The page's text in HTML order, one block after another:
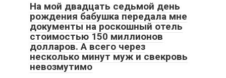
На мой двадцать седьмой день
рождения бабушка передала мне
документы на роскошный отель
стоимостью 150 миллионов
долларов. А всего через
несколько минут муж и свекровь
невозмутимо